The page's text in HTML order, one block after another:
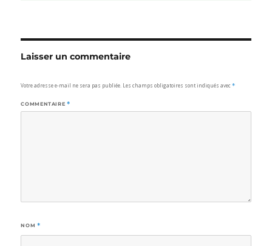
Laisser un commentaire
Votre adresse e-mail ne sera pas publiée. Les champs obligatoires sont indiqués avec*
COMMENTAIRE *
NOM *